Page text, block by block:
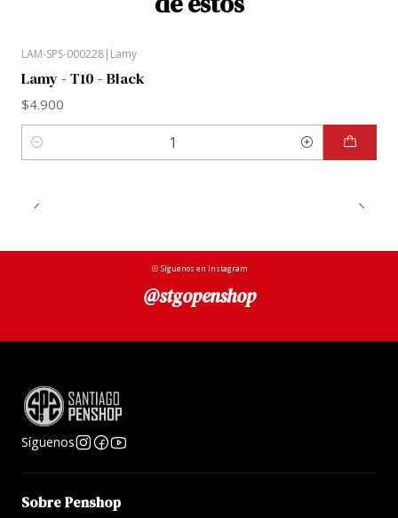
LAM-SPS-000228| Lamy
Lamy - T10 - Black
$4.900
Cantidad
Síguenos en Instagram
@stgopenshop
Síguenos
Sobre Penshop